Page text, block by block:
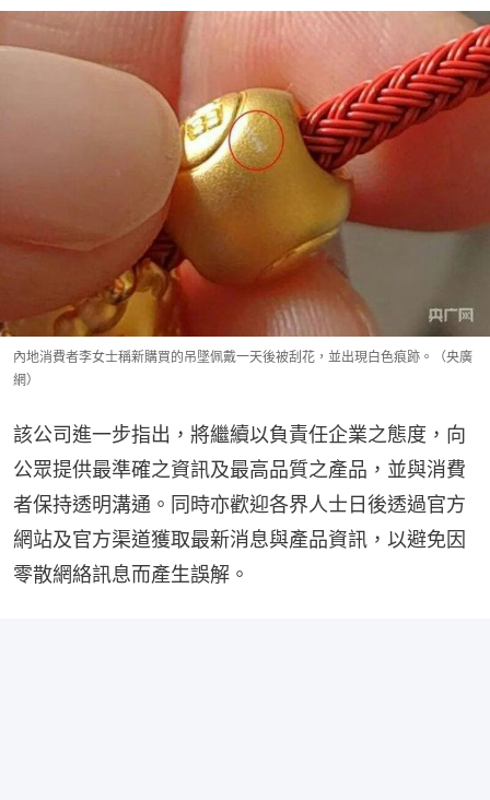
內地消費者李女士稱新購買的吊墜佩戴一天後被刮花，並出現白色痕跡。（央廣
網）
該公司進一步指出，將繼續以負責任企業之態度，向
公眾提供最準確之資訊及最高品質之產品，並與消費
者保持透明溝通。同時亦歡迎各界人士日後透過官方
網站及官方渠道獲取最新消息與產品資訊，以避免因
零散網絡訊息而產生誤解。